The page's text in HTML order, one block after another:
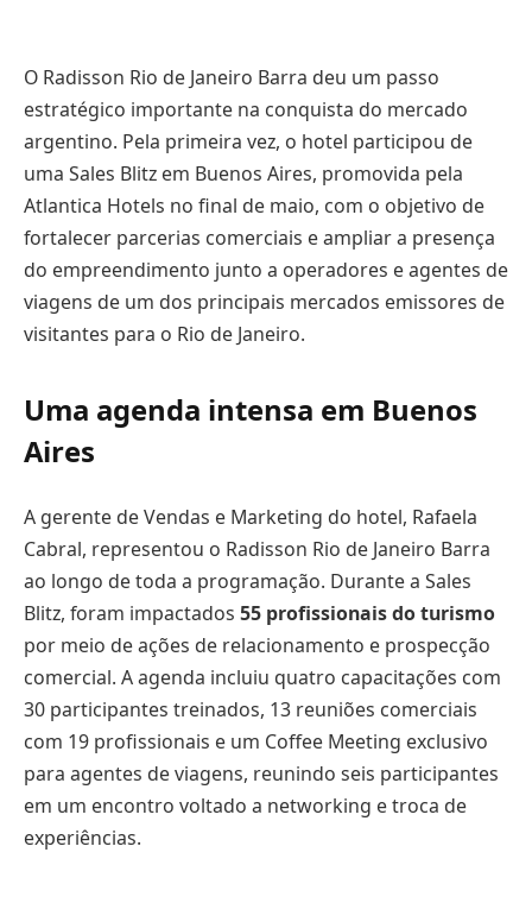
O Radisson Rio de Janeiro Barra deu um passo
estratégico importante na conquista do mercado
argentino. Pela primeira vez, o hotel participou de
uma Sales Blitz em Buenos Aires, promovida pela
Atlantica Hotels no final de maio, com o objetivo de
fortalecer parcerias comerciais e ampliar a presença
do empreendimento junto a operadores e agentes de
viagens de um dos principais mercados emissores de
visitantes para o Rio de Janeiro.
Uma agenda intensa em Buenos
Aires
A gerente de Vendas e Marketing do hotel, Rafaela
Cabral, representou o Radisson Rio de Janeiro Barra
ao longo de toda a programação. Durante a Sales
Blitz, foram impactados 55 profissionais do turismo
por meio de ações de relacionamento e prospecção
comercial. A agenda incluiu quatro capacitações com
30 participantes treinados, 13 reuniões comerciais
com 19 profissionais e um Coffee Meeting exclusivo
para agentes de viagens, reunindo seis participantes
em um encontro voltado a networking e troca de
experiências.